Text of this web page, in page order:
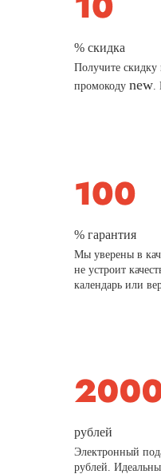
% скидка
Получите
промокодуnew.
% гарантия
Мы уверены в
не устроит
календарь или
рублей
Электронный
рублей.